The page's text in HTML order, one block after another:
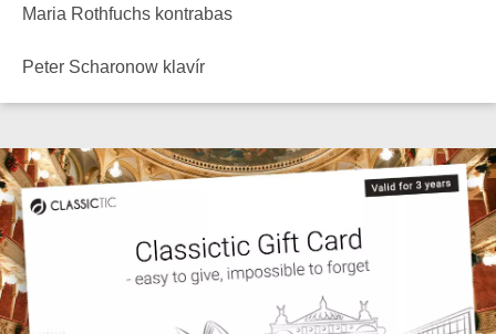
Maria Rothfuchs kontrabas
Peter Scharonow klavír